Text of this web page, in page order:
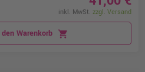
inkl. MwSt. zzgl. Versand
den Warenkorb shopping_cart